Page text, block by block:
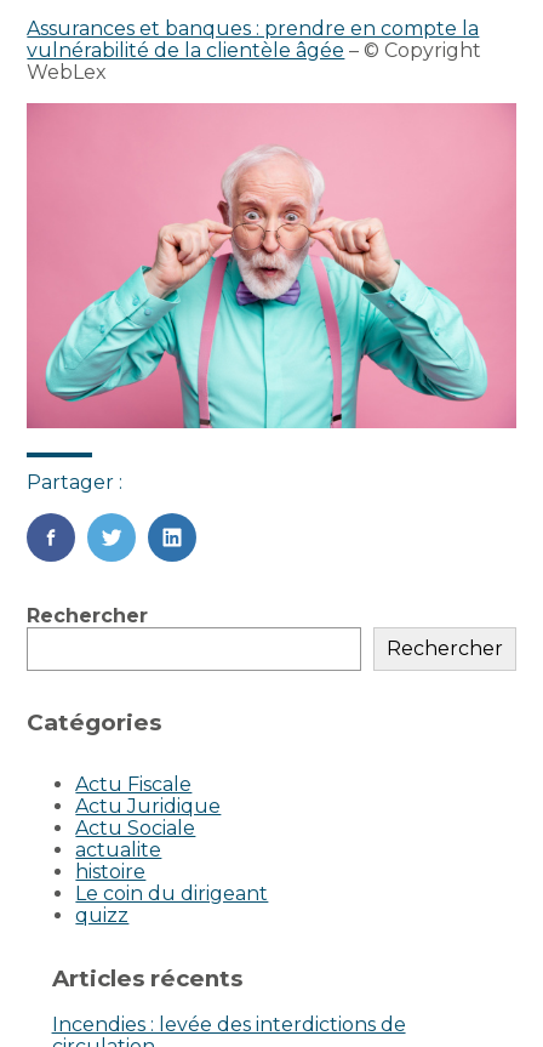
Assurances et banques : prendre en compte la
vulnérabilité de la clientèle âgée – © Copyright
WebLex
Partager :
FaceBook
TwitterLinkedIn
Blog
Rechercher
Rechercher
Catégories
Actu Fiscale
Actu Juridique
Actu Sociale
actualite
histoire
Le coin du dirigeant
quizz
Articles récents
Incendies : levée des interdictions de